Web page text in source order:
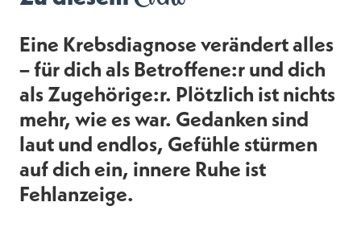
Eine Krebsdiagnose verändert alles
– für dich als Betroffene:r und dich
als Zugehörige:r. Plötzlich ist nichts
mehr, wie es war. Gedanken sind
laut und endlos, Gefühle stürmen
auf dich ein, innere Ruhe ist
Fehlanzeige.